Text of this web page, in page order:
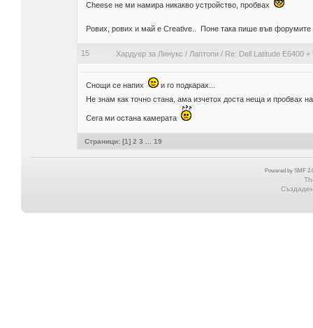
Cheese не ми намира никакво устройство, пробвах
Рових, рових и май е Creative.. Поне така пише във форумите
15 Хардуер за Линукс / Лаптопи/ Re: Dell Latitude E6400 +
Снощи се напих
и го подкарах...
Не знам как точно стана, ама изчетох доста неща и пробвах
Сега ми остана камерата
Страници: [1] 2 3 19
Powered by SMF